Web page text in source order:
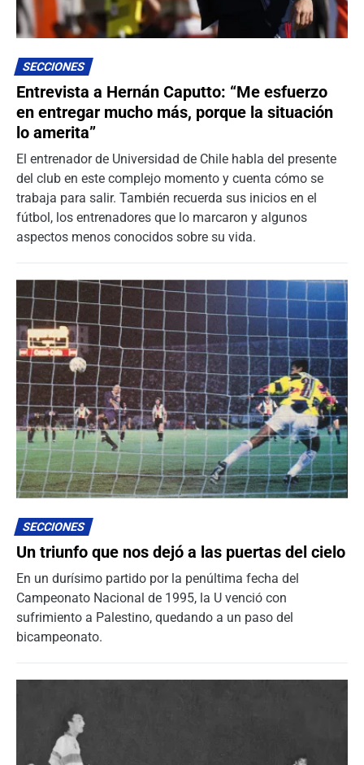
SECCIONES
Entrevista a Hernán Caputto: “Me esfuerzo
en entregar mucho más, porque la situación
lo amerita”
El entrenador de Universidad de Chile habla del presente
del club en este complejo momento y cuenta cómo se
trabaja para salir. También recuerda sus inicios en el
fútbol, los entrenadores que lo marcaron y algunos
aspectos menos conocidos sobre su vida.
SECCIONES
Un triunfo que nos dejó a las puertas del cielo
En un durísimo partido por la penúltima fecha del
Campeonato Nacional de 1995, la U venció con
sufrimiento a Palestino, quedando a un paso del
bicampeonato.